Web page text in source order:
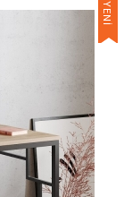
YENİ